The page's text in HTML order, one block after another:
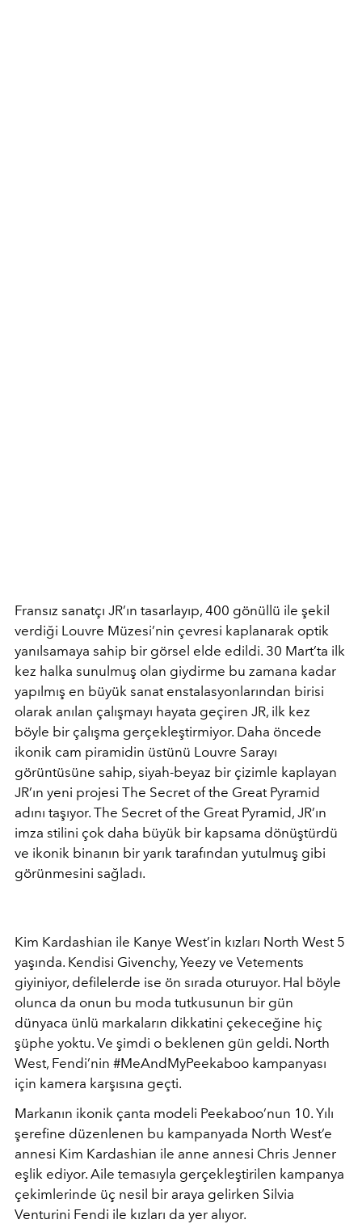
Fransız sanatçı JR’ın tasarlayıp, 400 gönüllü ile şekil
verdiği Louvre Müzesi’nin çevresi kaplanarak optik
yanılsamaya sahip bir görsel elde edildi. 30 Mart’ta ilk
kez halka sunulmuş olan giydirme bu zamana kadar
yapılmış en büyük sanat enstalasyonlarından birisi
olarak anılan çalışmayı hayata geçiren JR, ilk kez
böyle bir çalışma gerçekleştirmiyor. Daha öncede
ikonik cam piramidin üstünü Louvre Sarayı
görüntüsüne sahip, siyah-beyaz bir çizimle kaplayan
JR’ın yeni projesi The Secret of the Great Pyramid
adını taşıyor. The Secret of the Great Pyramid, JR’ın
imza stilini çok daha büyük bir kapsama dönüştürdü
ve ikonik binanın bir yarık tarafından yutulmuş gibi
görünmesini sağladı.
Kim Kardashian ile Kanye West’in kızları North West 5
yaşında. Kendisi Givenchy, Yeezy ve Vetements
giyiniyor, defilelerde ise ön sırada oturuyor. Hal böyle
olunca da onun bu moda tutkusunun bir gün
dünyaca ünlü markaların dikkatini çekeceğine hiç
şüphe yoktu. Ve şimdi o beklenen gün geldi. North
West, Fendi’nin #MeAndMyPeekaboo kampanyası
için kamera karşısına geçti.
Markanın ikonik çanta modeli Peekaboo’nun 10. Yılı
şerefine düzenlenen bu kampanyada North West’e
annesi Kim Kardashian ile anne annesi Chris Jenner
eşlik ediyor. Aile temasıyla gerçekleştirilen kampanya
çekimlerinde üç nesil bir araya gelirken Silvia
Venturini Fendi ile kızları da yer alıyor.